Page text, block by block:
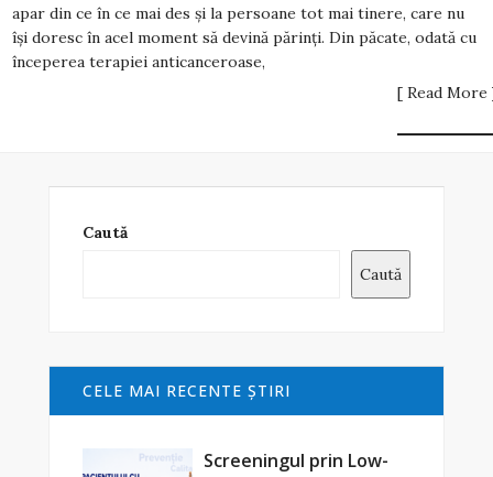
apar din ce în ce mai des și la persoane tot mai tinere, care nu
își doresc în acel moment să devină părinți. Din păcate, odată cu
începerea terapiei anticanceroase,
[ Read More
Caută
Caută
CELE MAI RECENTE ŞTIRI
Screeningul prin Low-